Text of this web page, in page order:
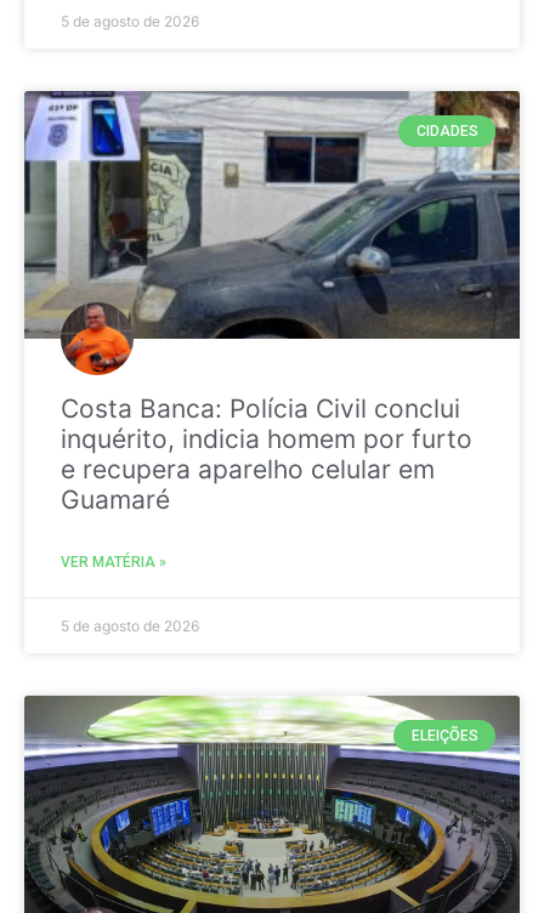
5 de agosto de 2026
CIDADES
Costa Banca: Polícia Civil conclui
inquérito, indicia homem por furto
e recupera aparelho celular em
Guamaré
VER MATÉRIA »
5 de agosto de 2026
ELEIÇÕES